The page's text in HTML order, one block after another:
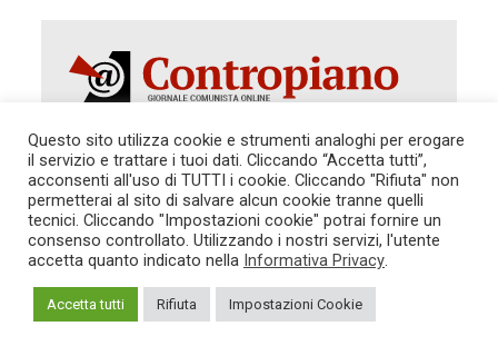
Autorizzazione del Tribunale di Roma 286 del 31
dicembre 2014. Direttore Responsabile: Sergio
Cararo. Indirizzo: V.Casalbruciato 27- sc. B - 00159
Roma -
Tel. 06.640.122.19 -redazione@contropiano.org
TG CONTROPIANO
LINK CONSIGLIATI
PRIVACY
COOKIE POLICY
Questo sito utilizza cookie e strumenti analoghi per erogare
il servizio e trattare i tuoi dati. Cliccando “Accetta tutti”,
acconsenti all'uso di TUTTI i cookie. Cliccando "Rifiuta" non
permetterai al sito di salvare alcun cookie tranne quelli
tecnici. Cliccando "Impostazioni cookie" potrai fornire un
consenso controllato. Utilizzando i nostri servizi, l'utente
accetta quanto indicato nella Informativa Privacy.
Accetta tutti Rifiuta Impostazioni Cookie